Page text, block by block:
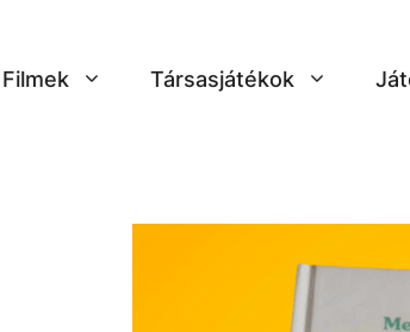
Filmek Társasjátékok